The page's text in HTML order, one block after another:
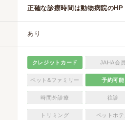
正確な診療時間は動物病院のHP
あり
クレジットカード JAHA会員
ペット&ファミリー 予約可能
時間外診療 往診
トリミング ペットホ